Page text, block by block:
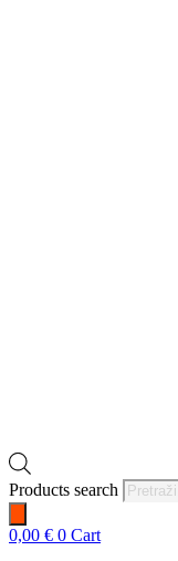
Products search
0,00 € 0 Cart